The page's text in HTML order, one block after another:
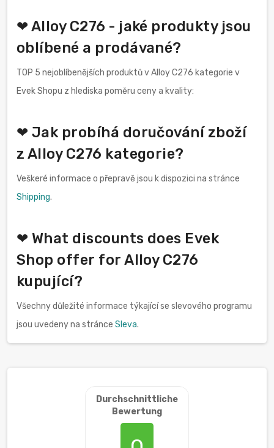
❤ Alloy C276 - jaké produkty jsou
oblíbené a prodávané?
TOP 5 nejoblíbenějších produktů v Alloy C276 kategorie v
Evek Shopu z hlediska poměru ceny a kvality:
❤ Jak probíhá doručování zboží
z Alloy C276 kategorie?
Veškeré informace o přepravě jsou k dispozici na stránce
Shipping.
❤ What discounts does Evek
Shop offer for Alloy C276
kupující?
Všechny důležité informace týkající se slevového programu
jsou uvedeny na stránce Sleva.
Durchschnittliche
Bewertung